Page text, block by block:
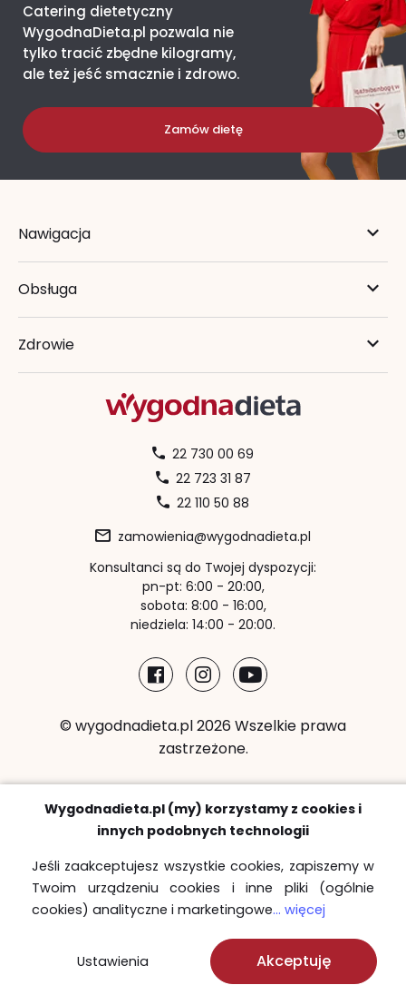
Catering dietetyczny
WygodnaDieta.pl pozwala nie
tylko tracić zbędne kilogramy,
ale też jeść smacznie i zdrowo.
Zamów dietę
Nawigacja
Obsługa
Zdrowie
22 730 00 69
22 723 31 87
22 110 50 88
zamowienia@wygodnadieta.pl
Konsultanci są do Twojej dyspozycji:
pn-pt: 6:00 - 20:00,
sobota: 8:00 - 16:00,
niedziela: 14:00 - 20:00.
© wygodnadieta.pl 2026 Wszelkie prawa
zastrzeżone.
Metody płatności:
Strefy bezpłatnych dostaw
Sprawdź
Wygodnadieta.pl (my) korzystamy z cookies i
innych podobnych technologii
Jeśli zaakceptujesz wszystkie cookies, zapiszemy w
Twoim urządzeniu cookies i inne pliki (ogólnie
cookies) analityczne i marketingowe... więcej
Ustawienia Akceptuję